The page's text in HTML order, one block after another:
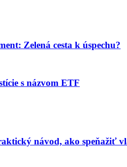
Zelená cesta k úspechu?
s názvom ETF
návod, ako speňažiť